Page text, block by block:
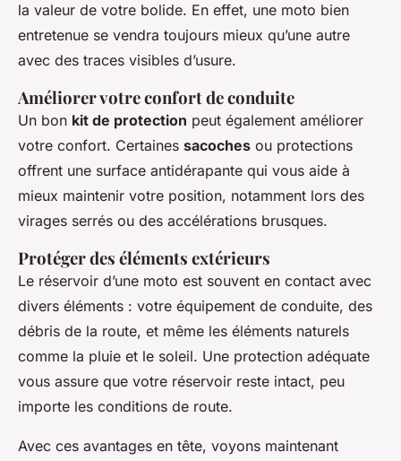
la valeur de votre bolide. En effet, une moto bien
entretenue se vendra toujours mieux qu’une autre
avec des traces visibles d’usure.
Améliorer votre confort de conduite
Un bon kit de protection peut également améliorer
votre confort. Certaines sacoches ou protections
offrent une surface antidérapante qui vous aide à
mieux maintenir votre position, notamment lors des
virages serrés ou des accélérations brusques.
Protéger des éléments extérieurs
Le réservoir d’une moto est souvent en contact avec
divers éléments : votre équipement de conduite, des
débris de la route, et même les éléments naturels
comme la pluie et le soleil. Une protection adéquate
vous assure que votre réservoir reste intact, peu
importe les conditions de route.
Avec ces avantages en tête, voyons maintenant